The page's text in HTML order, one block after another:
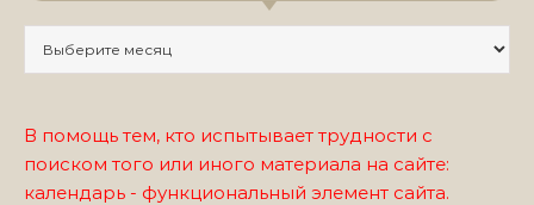
В помощь тем, кто испытывает трудности с
поиском того или иного материала на сайте:
календарь - функциональный элемент сайта.